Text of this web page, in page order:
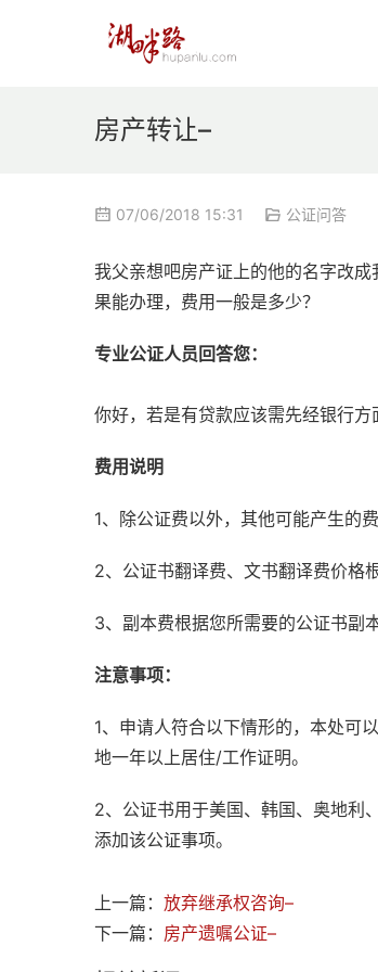
房产转让–
07/06/2018 15:31 公证问答
我父亲想吧房产证上的他的名字改
果能办理，费用一般是多少？
专业公证人员回答您：
你好，若是有贷款应该需先经银行方
费用说明
1、除公证费以外，其他可能产生的
2、公证书翻译费、文书翻译费价格
3、副本费根据您所需要的公证书副
注意事项：
1、申请人符合以下情形的，本处可
地一年以上居住/工作证明。
2、公证书用于美国、韩国、奥地利
添加该公证事项。
上一篇： 放弃继承权咨询–
下一篇： 房产遗嘱公证–